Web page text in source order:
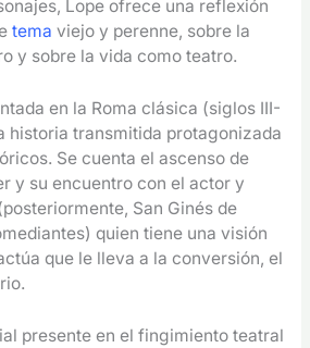
Lope ofrece una reflexión
tema viejo y perenne, sobre la
y sobre la vida como teatro.
en la Roma clásica (siglos III-
historia transmitida protagonizada
Se cuenta el ascenso de
y su encuentro con el actor y
San Ginés de
quien tiene una visión
que le lleva a la conversión, el
presente en el fingimiento teatral